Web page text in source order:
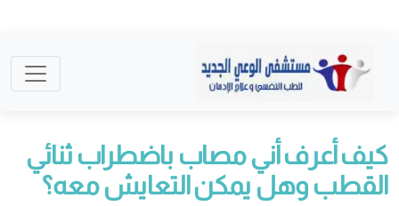
كيف أعرف أني مصاب باضطراب ثنائي
القطب وهل يمكن التعايش معه؟